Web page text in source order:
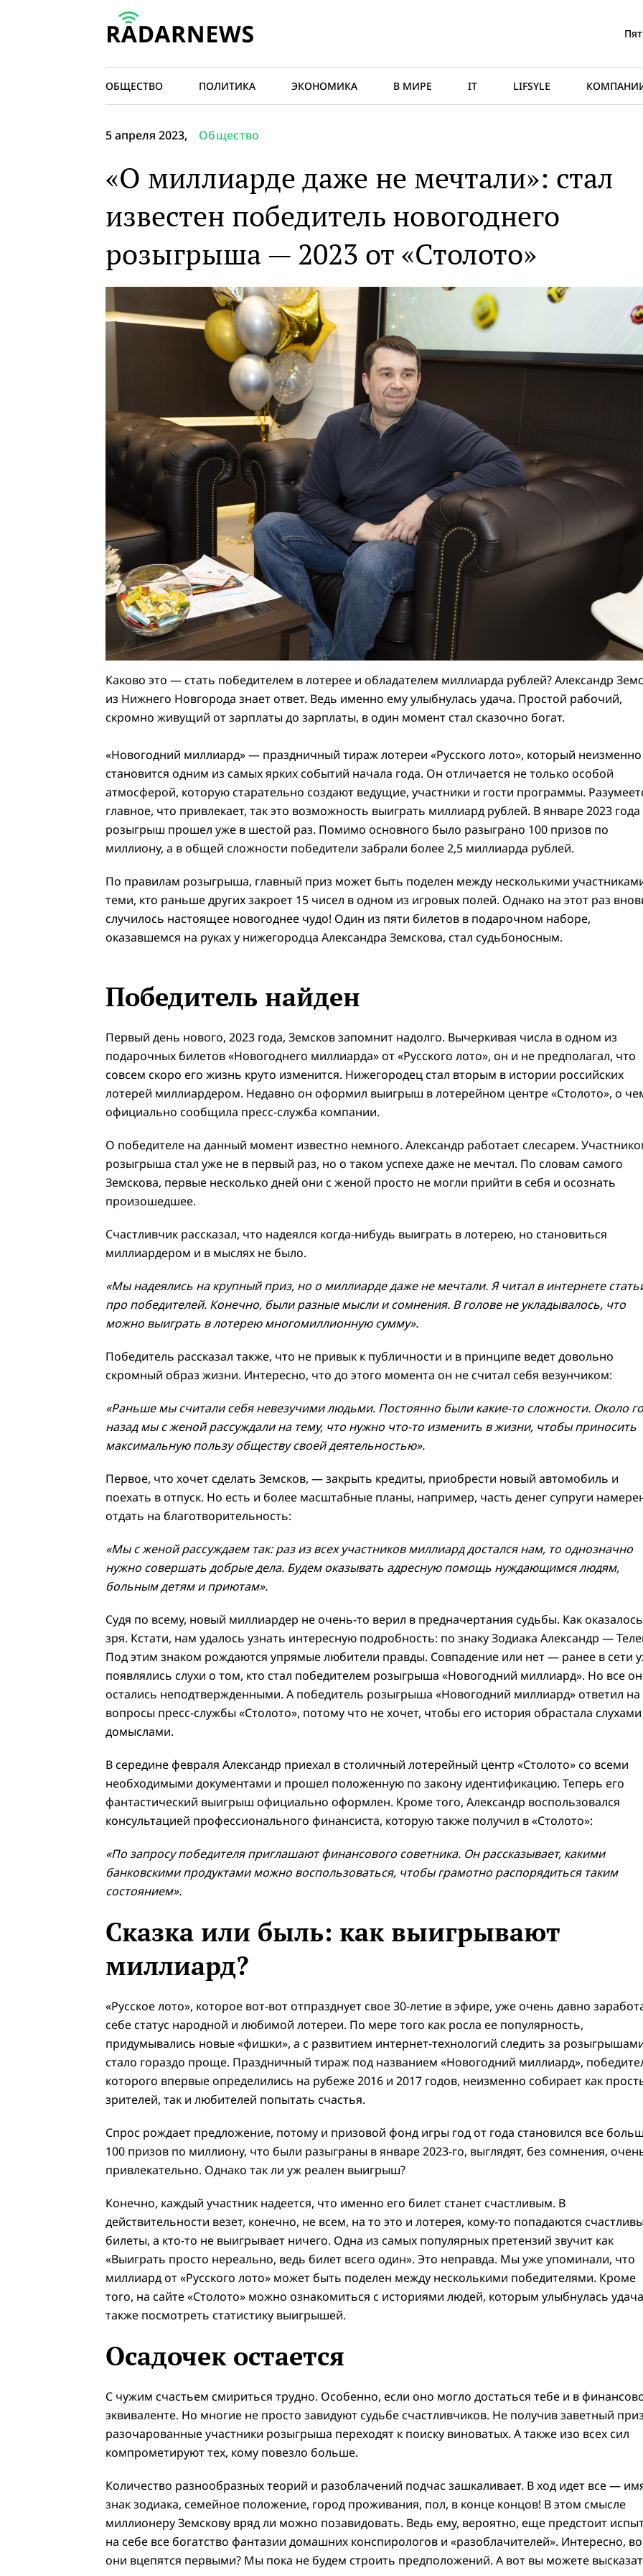
ОБЩЕСТВО ПОЛИТИКА ЭКОНОМИКА В МИРЕ IT LIFSYLE
5 апреля 2023, Общество
«О миллиарде даже не мечтали»: стал
известен победитель новогоднего
розыгрыша — 2023 от «Столото»
Каково это — стать победителем в лотерее и обладателем миллиарда рублей? Александр
из Нижнего Новгорода знает ответ. Ведь именно ему улыбнулась удача. Простой рабочий,
скромно живущий от зарплаты до зарплаты, в один момент стал сказочно богат.
«Новогодний миллиард» — праздничный тираж лотереи «Русского лото», который неизменно
становится одним из самых ярких событий начала года. Он отличается не только особой
атмосферой, которую старательно создают ведущие, участники и гости программы.
главное, что привлекает, так это возможность выиграть миллиард рублей. В январе 2023 года
розыгрыш прошел уже в шестой раз. Помимо основного было разыграно 100 призов по
миллиону, а в общей сложности победители забрали более 2,5 миллиарда рублей.
По правилам розыгрыша, главный приз может быть поделен между несколькими
теми, кто раньше других закроет 15 чисел в одном из игровых полей. Однако на этот раз
случилось настоящее новогоднее чудо! Один из пяти билетов в подарочном наборе,
оказавшемся на руках у нижегородца Александра Земскова, стал судьбоносным.
Победитель найден
Первый день нового, 2023 года, Земсков запомнит надолго. Вычеркивая числа в одном из
подарочных билетов «Новогоднего миллиарда» от «Русского лото», он и не предполагал, что
совсем скоро его жизнь круто изменится. Нижегородец стал вторым в истории российских
лотерей миллиардером. Недавно он оформил выигрыш в лотерейном центре «Столото», о
официально сообщила пресс-служба компании.
О победителе на данный момент известно немного. Александр работает слесарем.
розыгрыша стал уже не в первый раз, но о таком успехе даже не мечтал. По словам самого
Земскова, первые несколько дней они с женой просто не могли прийти в себя и осознать
произошедшее.
Счастливчик рассказал, что надеялся когда-нибудь выиграть в лотерею, но становиться
миллиардером и в мыслях не было.
«Мы надеялись на крупный приз, но о миллиарде даже не мечтали.Я читал в интернете
про победителей. Конечно, были разные мысли и сомнения. В голове не укладывалось, что
можно выиграть в лотерею многомиллионную сумму».
Победитель рассказал также, что не привык к публичности и в принципе ведет довольно
скромный образ жизни. Интересно, что до этого момента он не считал себя везунчиком:
«Раньше мы считали себя невезучими людьми. Постоянно были какие-то сложности. Около
назад мы с женой рассуждали на тему, что нужно что-то изменить в жизни, чтобы приносить
максимальную пользу обществу своей деятельностью».
Первое, что хочет сделать Земсков, — закрыть кредиты, приобрести новый автомобиль и
поехать в отпуск. Но есть и более масштабные планы, например, часть денег супруги
отдать на благотворительность:
«Мы с женой рассуждаем так: раз из всех участников миллиард достался нам, то однозначно
нужно совершать добрые дела. Будем оказывать адресную помощь нуждающимся людям,
больным детям и приютам».
Судя по всему, новый миллиардер не очень-то верил в предначертания судьбы. Как
зря. Кстати, нам удалось узнать интересную подробность: по знаку Зодиака Александр —
Под этим знаком рождаются упрямые любители правды. Совпадение или нет — ранее в сети
появлялись слухи о том, кто стал победителем розыгрыша «Новогодний миллиард». Но все
остались неподтвержденными. А победитель розыгрыша «Новогодний миллиард» ответил на
вопросы пресс-службы «Столото», потому что не хочет, чтобы его история обрастала
домыслами.
В середине февраля Александр приехал в столичный лотерейный центр «Столото» со всеми
необходимыми документами и прошел положенную по закону идентификацию. Теперь его
фантастический выигрыш официально оформлен. Кроме того, Александр воспользовался
консультацией профессионального финансиста, которую также получил в «Столото»:
«По запросу победителя приглашают финансового советника. Он рассказывает, какими
банковскими продуктами можно воспользоваться, чтобы грамотно распорядиться таким
состоянием».
Сказка или быль: как выигрывают
миллиард?
«Русское лото», которое вот-вот отпразднует свое 30-летие в эфире, уже очень давно
себе статус народной и любимой лотереи. По мере того как росла ее популярность,
придумывались новые «фишки», а с развитием интернет-технологий следить за
стало гораздо проще. Праздничный тираж под названием «Новогодний миллиард»,
которого впервые определились на рубеже 2016 и 2017 годов, неизменно собирает как
зрителей, так и любителей попытать счастья.
Спрос рождает предложение, потому и призовой фонд игры год от года становился все
100 призов по миллиону, что были разыграны в январе 2023-го, выглядят, без сомнения,
привлекательно. Однако так ли уж реален выигрыш?
Конечно, каждый участник надеется, что именно его билет станет счастливым. В
действительности везет, конечно, не всем, на то это и лотерея, кому-то попадаются
билеты, а кто-то не выигрывает ничего. Одна из самых популярных претензий звучит как
«Выиграть просто нереально, ведь билет всего один». Это неправда. Мы уже упоминали, что
миллиард от «Русского лото» может быть поделен между несколькими победителями. Кроме
того, на сайте «Столото» можно ознакомиться с историями людей, которым улыбнулась
также посмотреть статистику выигрышей.
Осадочек остается
С чужим счастьем смириться трудно. Особенно, если оно могло достаться тебе и в
эквиваленте. Но многие не просто завидуют судьбе счастливчиков. Не получив заветный
разочарованные участники розыгрыша переходят к поиску виноватых. А также изо всех сил
компрометируют тех, кому повезло больше.
Количество разнообразных теорий и разоблачений подчас зашкаливает. В ход идет все —
знак зодиака, семейное положение, город проживания, пол, в конце концов! В этом смысле
миллионеру Земскову вряд ли можно позавидовать. Ведь ему, вероятно, еще предстоит
на себе все богатство фантазии домашних конспирологов и «разоблачителей». Интересно,
они вцепятся первыми? Мы пока не будем строить предположений. А вот вы можете